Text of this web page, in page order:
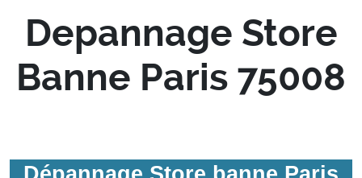
Depannage Store
Banne Paris 75008